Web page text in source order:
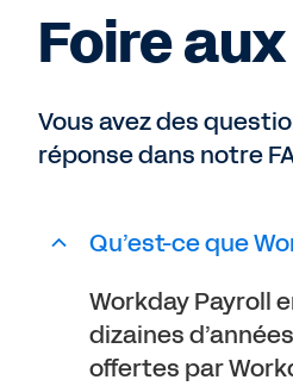
Foire
Vous avez des
réponse dans notre
Qu’est-ce que
Workday Payroll
dizaines
offertes par